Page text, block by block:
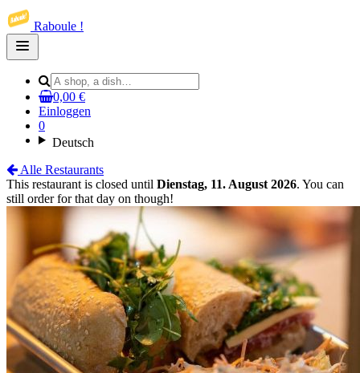
Raboule !
Open
main
0,00 €
Einloggen
0
Deutsch
Alle Restaurants
This restaurant is closed until Dienstag, 11. August 2026. You can
still order for that day on though!